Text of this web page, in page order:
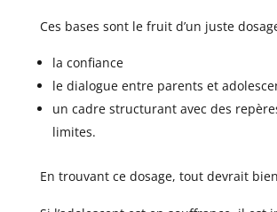
Ces bases sont le fruit d’un juste
la confiance
le dialogue entre parents et
un cadre structurant avec des
limites.
En trouvant ce dosage, tout devrait